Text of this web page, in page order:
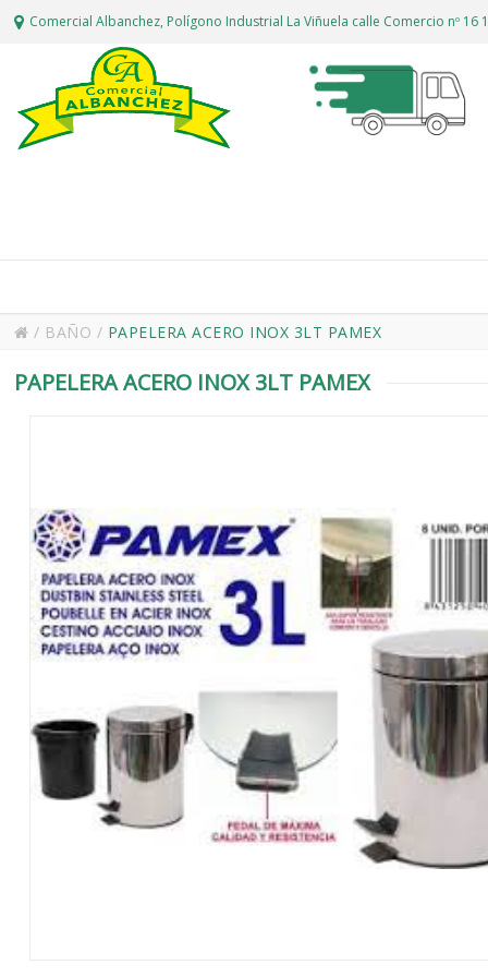
Comercial Albanchez, Polígono Industrial La Viñuela calle Comercio nº 16
/ BAÑO / PAPELERA ACERO INOX 3LT PAMEX
PAPELERA ACERO INOX 3LT PAMEX